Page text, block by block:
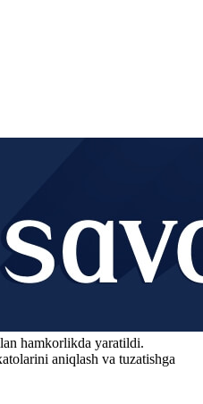
hamkorlikda yaratildi.
aniqlash va tuzatishga